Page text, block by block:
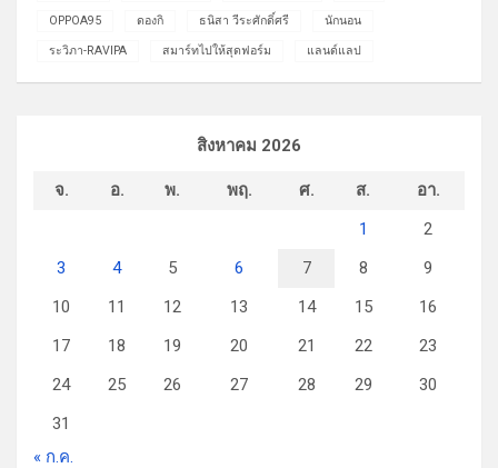
OPPOA95 ดองกิ ธนิสา วีระศักดิ์ศรี นักนอน
ระวิภา-RAVIPA สมาร์ทไปให้สุดฟอร์ม แลนด์แลป
สิงหาคม 2026
จ. อ. พ. พฤ. ศ. ส.
อา.
1
2
3
4 5 6 7 8
9
10
11 12 13 14 15
16
17
18 19 20 21 22
23
24
25 26 27 28 29
30
31
« ก.ค.